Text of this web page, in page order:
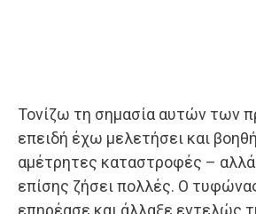
Τονίζω τη σημασία αυτών των
επειδή έχω μελετήσει και
αμέτρητες καταστροφές –
επίσης ζήσει πολλές. Ο
επηρέασε και άλλαξε εντελώς